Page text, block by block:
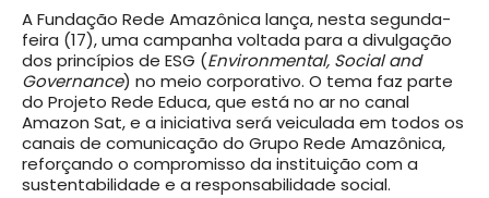
A Fundação Rede Amazônica lança, nesta segunda-
feira (17), uma campanha voltada para a divulgação
dos princípios de ESG (Environmental, Social and
Governance) no meio corporativo. O tema faz parte
do Projeto Rede Educa, que está no ar no canal
Amazon Sat, e a iniciativa será veiculada em todos os
canais de comunicação do Grupo Rede Amazônica,
reforçando o compromisso da instituição com a
sustentabilidade e a responsabilidade social.